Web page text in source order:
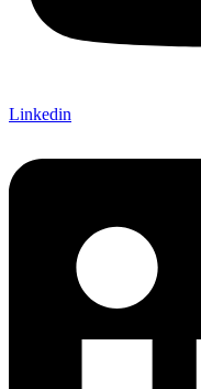
Linkedin